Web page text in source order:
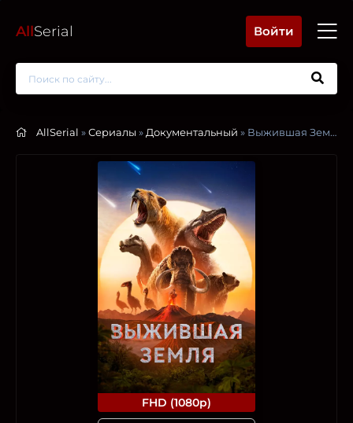
AllSerial Войти
AllSerial »Сериалы » Документальный » Выжившая Земля / Земля: битва за жизнь
FHD (1080p)